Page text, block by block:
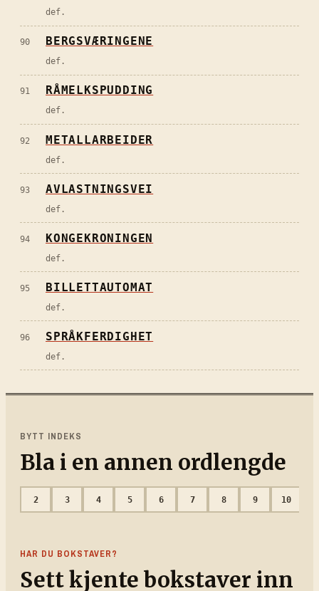
def.
90 BERGSVÆRINGENE
def.
91 RÅMELKSPUDDING
def.
92 METALLARBEIDER
def.
93 AVLASTNINGSVEI
def.
94 KONGEKRONINGEN
def.
95 BILLETTAUTOMAT
def.
96 SPRÅKFERDIGHET
def.
BYTT INDEKS
Bla i en annen ordlengde
2 3 4 5 6 7 8 9 10
HAR DU BOKSTAVER?
Sett kjente bokstaver inn